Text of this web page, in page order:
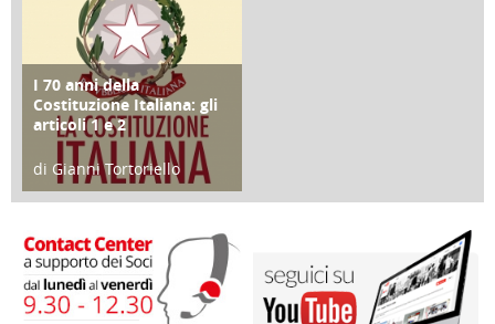
FOCUS
I 70 anni della
Costituzione Italiana: gli
articoli 1 e 2
di Gianni Tortoriello
17 Marzo 2018